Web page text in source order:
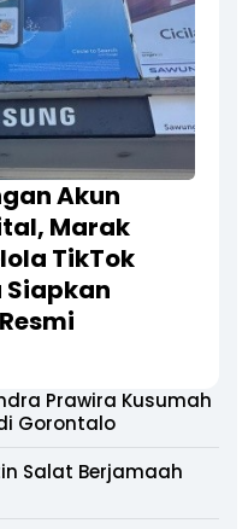
Akun
Marak
TikTok
Prawira Kusumah
Gorontalo
Salat Berjamaah